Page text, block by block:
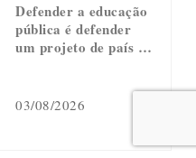
Defender a educação
pública é defender
um projeto de país …
03/08/2026